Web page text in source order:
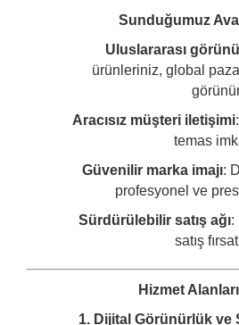
Sunduğumuz
Uluslararası
ürünleriniz, global
Aracısız müşteri iletişimi
temas
Güvenilir marka imajı:
profesyonel ve
Sürdürülebilir satış ağı:
satış
Hizmet
1. Dijital Görünürlük ve